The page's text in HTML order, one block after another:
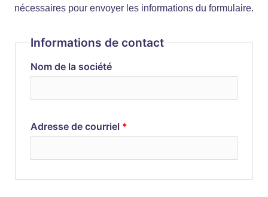
nécessaires pour envoyer les informations du formulaire.
Informations de contact
Nom de la société
Adresse de courriel